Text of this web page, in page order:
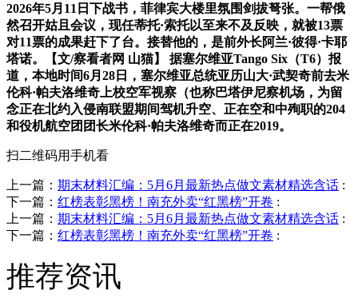
2026年5月11日下战书，菲律宾大楼里氛围剑拔弩张。一帮俄
然召开姑且会议，现任蒂托·索托以至来不及反映，就被13票
对11票的成果赶下了台。接替他的，是前外长阿兰·彼得·卡耶
塔诺。【文/察看者网 山猫】 据塞尔维亚Tango Six（T6）报
道，本地时间6月28日，塞尔维亚总统亚历山大·武契奇前去米
伦科·帕夫洛维奇上校空军视察（也称巴塔伊尼察机场，为留
念正在北约入侵南联盟期间驾机升空、正在空和中殉职的204
和役机航空团团长米伦科·帕夫洛维奇而正在2019。
扫二维码用手机看
上一篇： 期末材料汇编：5月6月最新热点做文素材精选含话 :
下一篇： 红榜表彰黑榜！南充外卖“红黑榜”开卷 :
上一篇： 期末材料汇编：5月6月最新热点做文素材精选含话 :
下一篇： 红榜表彰黑榜！南充外卖“红黑榜”开卷 :
推荐资讯